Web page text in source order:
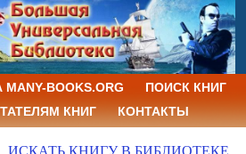
BOOKS.ORG
ПОИСК КНИГ
КНИГ
КОНТАКТЫ
ИСКАТЬ КНИГУ В БИБЛИОТЕКЕ